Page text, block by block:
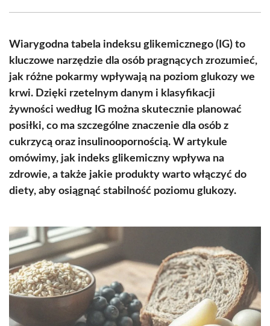
(Twitter)
Wiarygodna tabela indeksu glikemicznego (IG) to
kluczowe narzędzie dla osób pragnących zrozumieć,
jak różne pokarmy wpływają na poziom glukozy we
krwi. Dzięki rzetelnym danym i klasyfikacji
żywności według IG można skutecznie planować
posiłki, co ma szczególne znaczenie dla osób z
cukrzycą oraz insulinoopornością. W artykule
omówimy, jak indeks glikemiczny wpływa na
zdrowie, a także jakie produkty warto włączyć do
diety, aby osiągnąć stabilność poziomu glukozy.